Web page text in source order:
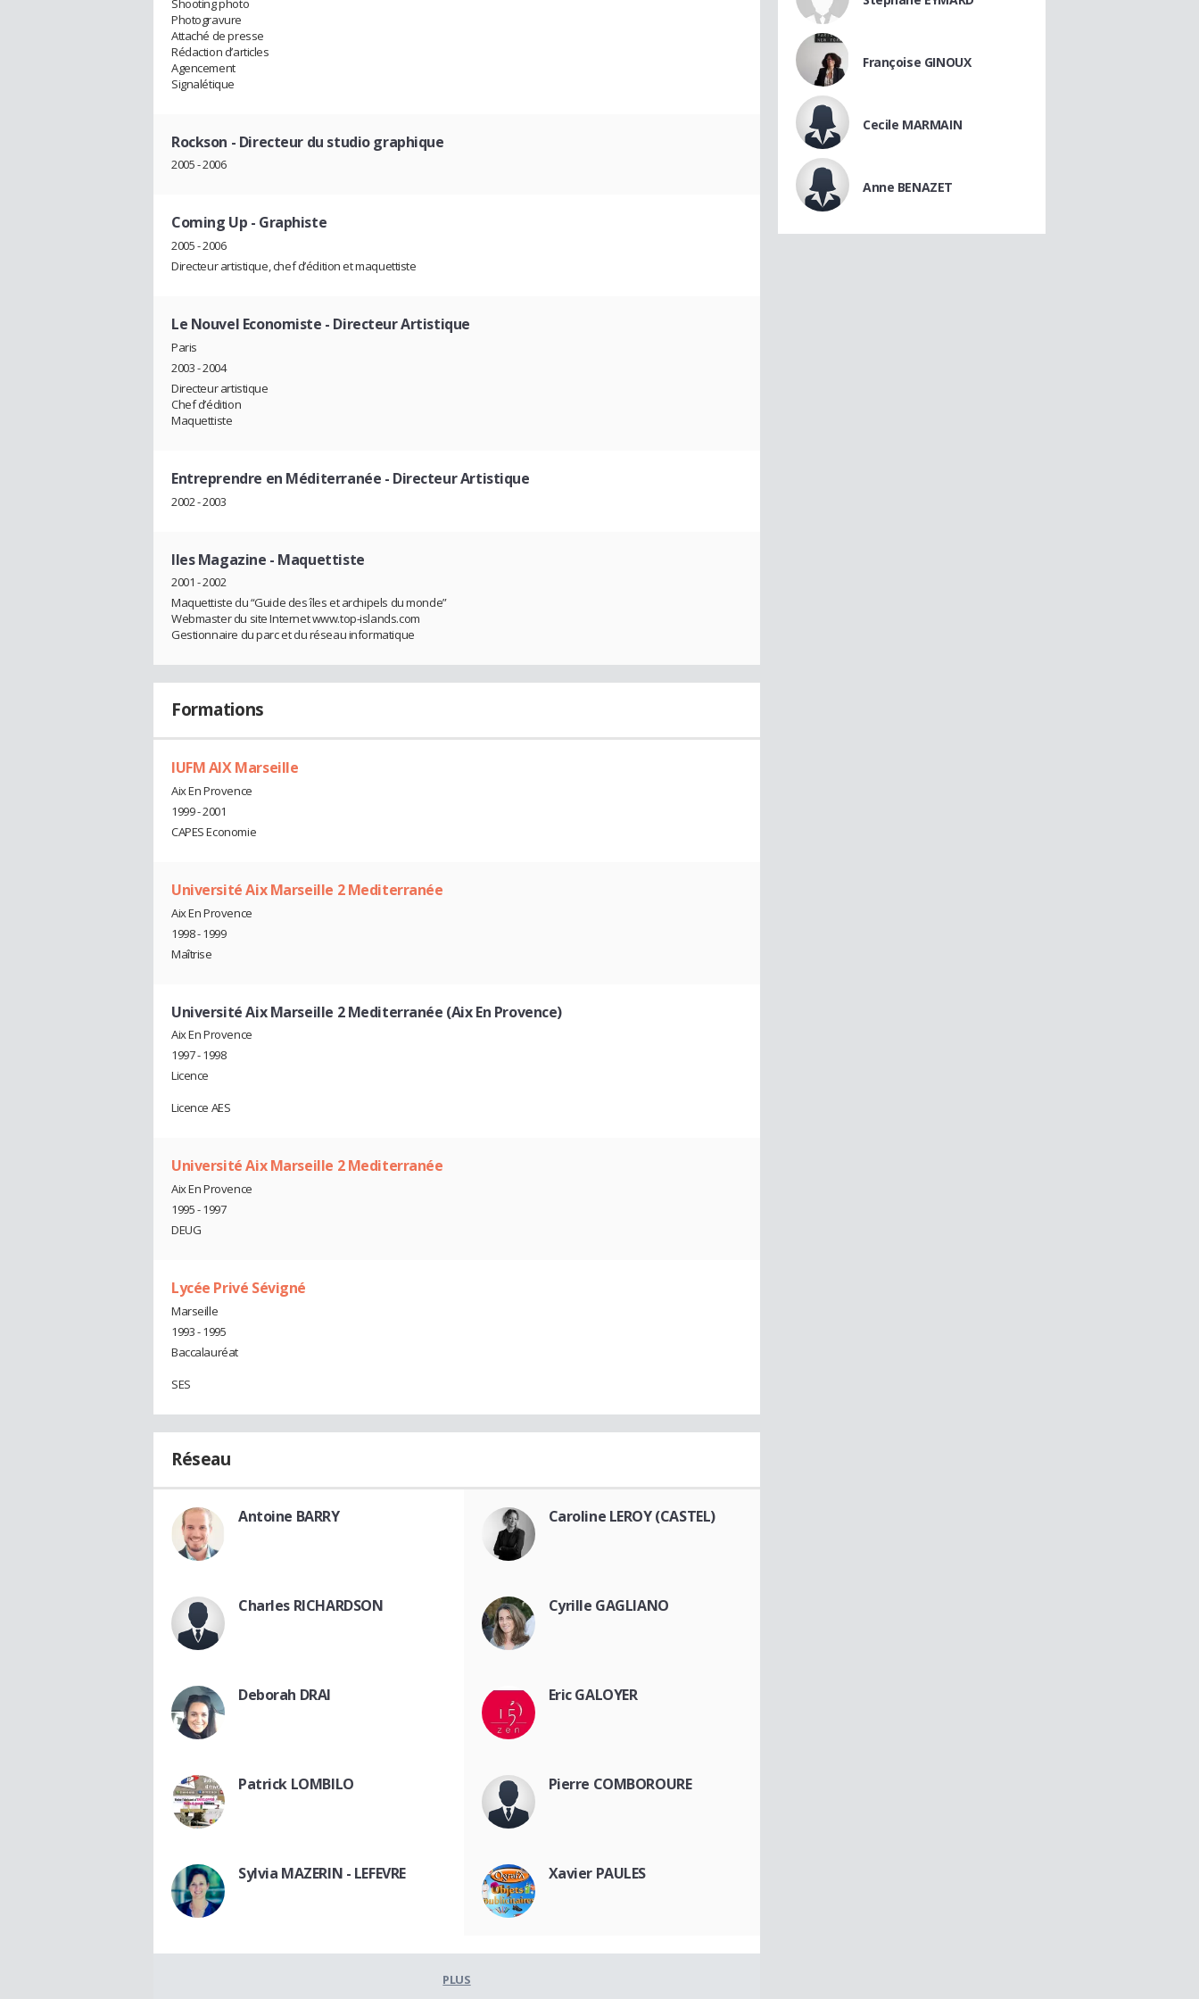
Shooting photo
Photogravure
Attaché de presse
Rédaction d’articles
Agencement
Signalétique
Rockson - Directeur du studio graphique
2005 - 2006
Coming Up - Graphiste
2005 - 2006
Directeur artistique, chef d’édition et maquettiste
Le Nouvel Economiste - Directeur Artistique
Paris
2003 - 2004
Directeur artistique
Chef d’édition
Maquettiste
Entreprendre en Méditerranée - Directeur Artistique
2002 - 2003
Iles Magazine - Maquettiste
2001 - 2002
Maquettiste du “Guide des îles et archipels du monde”
Webmaster du site Internet www.top-islands.com
Gestionnaire du parc et du réseau informatique
Formations
IUFM AIX Marseille
Aix En Provence
1999 - 2001
CAPES Economie
Université Aix Marseille 2 Mediterranée
Aix En Provence
1998 - 1999
Maîtrise
Université Aix Marseille 2 Mediterranée (Aix En Provence)
Aix En Provence
1997 - 1998
Licence
Licence AES
Université Aix Marseille 2 Mediterranée
Aix En Provence
1995 - 1997
DEUG
Lycée Privé Sévigné
Marseille
1993 - 1995
Baccalauréat
SES
Réseau
Antoine BARRY Caroline LEROY (CASTEL)
Charles RICHARDSON Cyrille GAGLIANO
Deborah DRAI Eric GALOYER
Patrick LOMBILO Pierre COMBOROURE
Sylvia MAZERIN - LEFEVRE Xavier PAULES
PLUS
Françoise GINOUX
Cecile MARMAIN
Anne BENAZET